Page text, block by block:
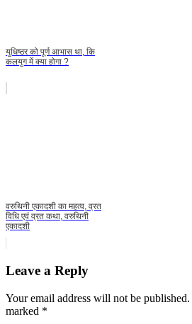
युधिष्ठर को पूर्ण आभास था, कि
कलयुग में क्या होगा ?
वरुथिनी एकादशी का महत्व, व्रत
विधि एवं व्रत कथा, वरुथिनी
एकादशी
Leave a Reply
Your email address will not be published.
marked *